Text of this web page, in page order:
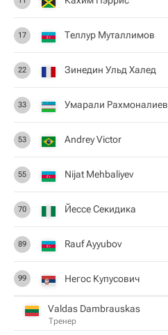
17 Теллур Муталлимов
22 Зинедин Ульд Халед
33 Умарали Рахмоналиев
53 Andrey Victor
55 Nijat Mehbaliyev
70 Йессе Секидика
89 Rauf Ayyubov
99 Негос Купусович
Valdas Dambrauskas
Тренер